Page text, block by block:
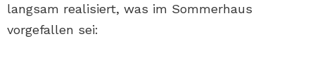
langsam realisiert, was im Sommerhaus
vorgefallen sei: